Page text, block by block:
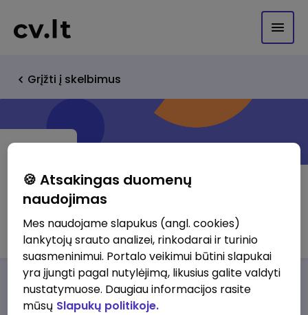
Grįžti į skelbimus
UAB "Telemarketing Professionals"
Darbo pasiūlymaiApie musPrivalumai
🍪 Atsakingas duomenų
naudojimas
Mes naudojame slapukus (angl. cookies)
lankytojų srauto analizei, rinkodarai ir turinio
suasmeninimui. Portalo veikimui būtini slapukai
yra įjungti pagal nutylėjimą, likusius galite valdyti
nustatymuose. Daugiau informacijos rasite
mūsų Slapukų politikoje.